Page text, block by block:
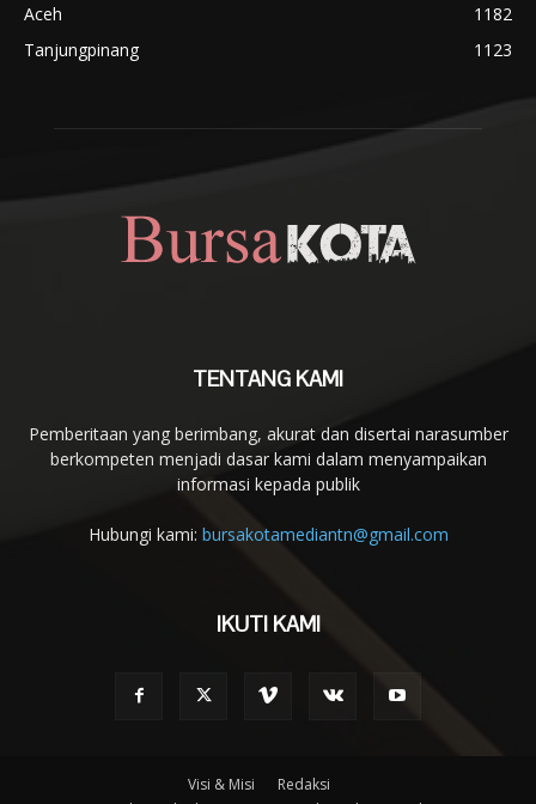
Aceh
1182
Tanjungpinang
1123
TENTANG KAMI
Pemberitaan yang berimbang, akurat dan disertai narasumber
berkompeten menjadi dasar kami dalam menyampaikan
informasi kepada publik
Hubungi kami: bursakotamediantn@gmail.com
IKUTI KAMI
Visi & Misi
Redaksi